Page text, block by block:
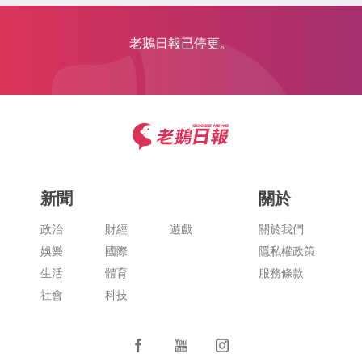
老鵝日報已停更。
新聞
政治
娛樂
生活
社會
財經
國際
體育
科技
遊戲
關於
關於我們
隱私權政策
服務條款